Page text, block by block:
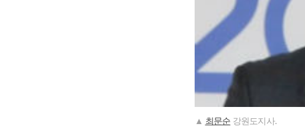
▲ 최문순 강원도지사.